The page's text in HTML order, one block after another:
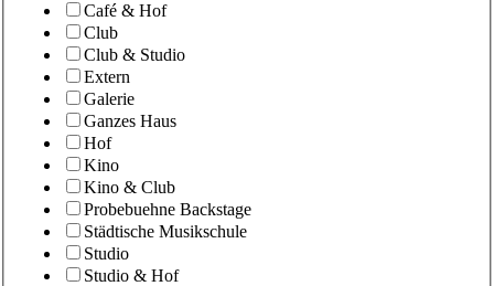
Café & Hof
Club
Club & Studio
Extern
Galerie
Ganzes Haus
Hof
Kino
Kino & Club
Probebuehne Backstage
Städtische Musikschule
Studio
Studio & Hof